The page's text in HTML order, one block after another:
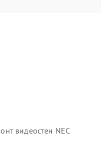
видеостен NEC